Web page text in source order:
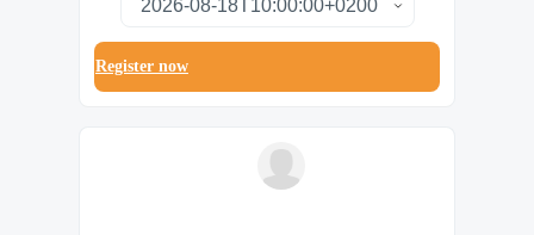
Register now